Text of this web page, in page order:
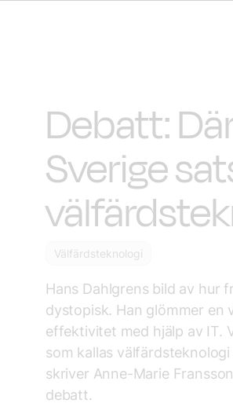
Debatt:
Sverige
Välfärdsteknologi
Hans Dahlgrens bild av hur
dystopisk. Han glömmer
effektivitet med hjälp av IT.
som kallas
skriver Anne-Marie
debatt.